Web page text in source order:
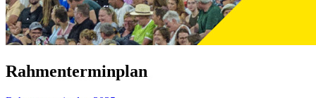
Rahmenterminplan